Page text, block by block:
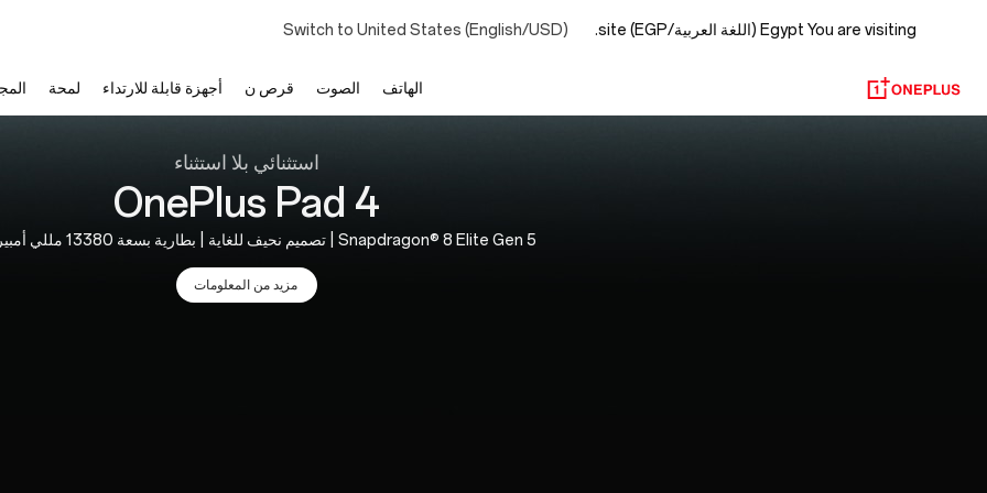
You are visitingEgypt (اللغة العربية/EGP) site. Switch to United States (English/USD)
الهاتف الصوت قرص ن أجهزة قابلة للارتداء لمحة
استثنائي بلا استثناء
OnePlus Pad 4
Snapdragon® 8 Elite Gen 5 | تصميم نحيف للغاية | بطارية بسعة 13380 مللي أمبير ساعة
مزيد من المعلومات